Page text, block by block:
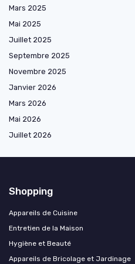
Mars 2025
Mai 2025
Juillet 2025
Septembre 2025
Novembre 2025
Janvier 2026
Mars 2026
Mai 2026
Juillet 2026
Shopping
Appareils de Cuisine
Entretien de la Maison
Hygiène et Beauté
Appareils de Bricolage et Jardinage